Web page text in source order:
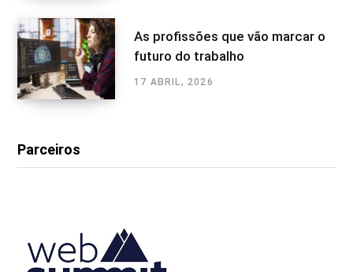
As profissões que vão marcar o
futuro do trabalho
17 ABRIL, 2026
Parceiros